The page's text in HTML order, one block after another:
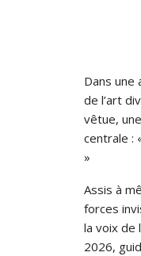
Dans
de l’art
vêtue,
centrale :
»
Assis à
forces
la voix de
2026,